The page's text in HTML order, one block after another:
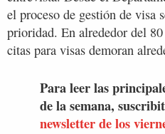
el proceso de gestión de visa
prioridad. En alrededor del
citas para visas demoran
Para leer las
de la semana,
newsletter de los